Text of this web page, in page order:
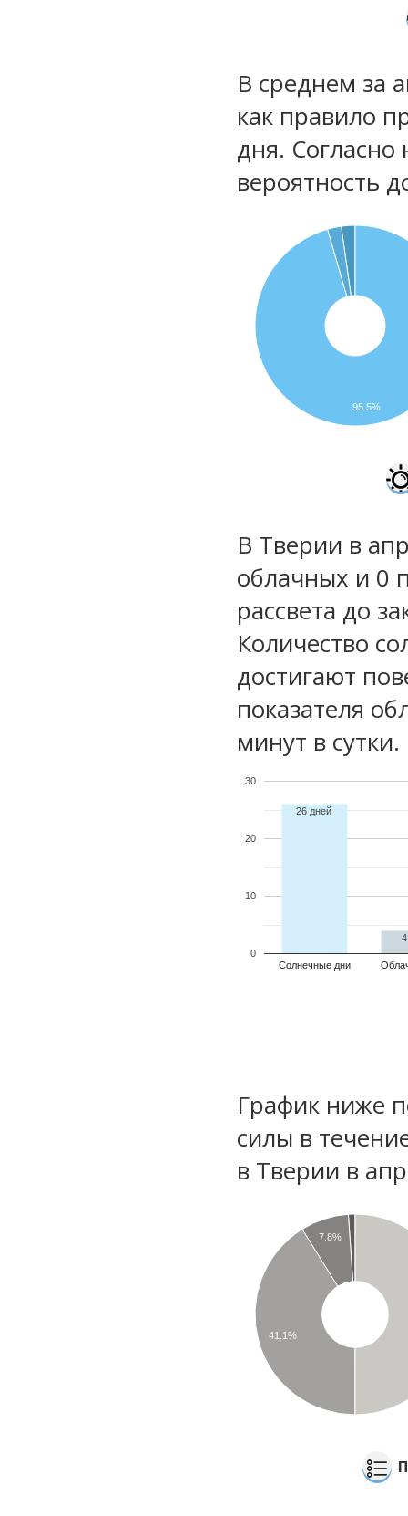
В среднем за
как правило
дня.
вероятность
95.5%
В Тверии в
облачных и 0
рассвета до
Количество
достигают
показателя
минут в сутки.
Солнечные дни
0
10
20
30
26 дней
График ниже
силы в
в Тверии в
7.8%
41.1%